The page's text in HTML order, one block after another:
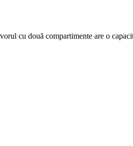
cu două compartimente are o